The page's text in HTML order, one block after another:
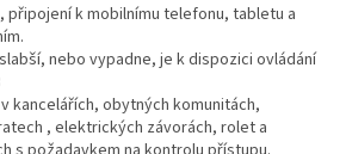
připojení k mobilnímu telefonu, tabletu a
nebo vypadne, je k dispozici ovládání
kancelářích, obytných komunitách,
, elektrických závorách, rolet a